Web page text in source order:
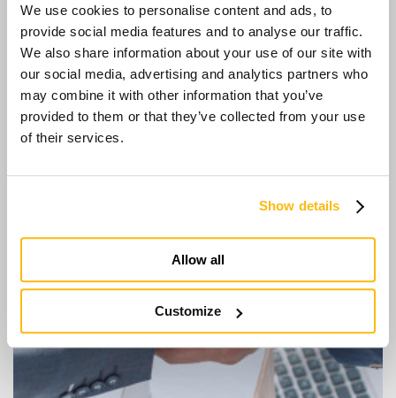
We use cookies to personalise content and ads, to
provide social media features and to analyse our traffic.
We also share information about your use of our site with
our social media, advertising and analytics partners who
may combine it with other information that you’ve
provided to them or that they’ve collected from your use
of their services.
Show details
Allow all
Customize